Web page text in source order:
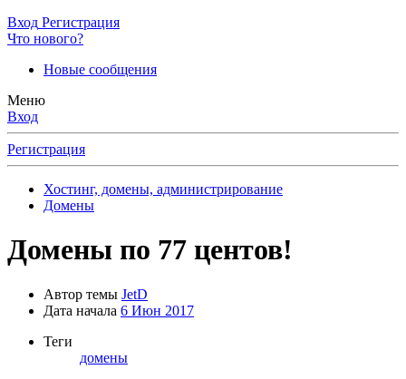
Вход Регистрация
Что нового?
Новые сообщения
Меню
Вход
Регистрация
Хостинг, домены, администрирование
Домены
Домены по 77 центов!
Автор темы JetD
Дата начала 6 Июн 2017
Теги
домены